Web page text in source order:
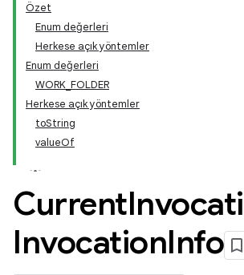
Özet
Enum değerleri
Herkese açık yöntemler
Enum değerleri
WORK_FOLDER
Herkese açık yöntemler
toString
valueOf
Current
InvocationInfo